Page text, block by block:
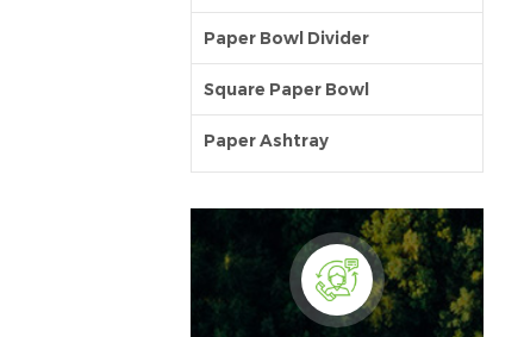
Paper Bowl Divider
Square Paper Bowl
Paper Ashtray